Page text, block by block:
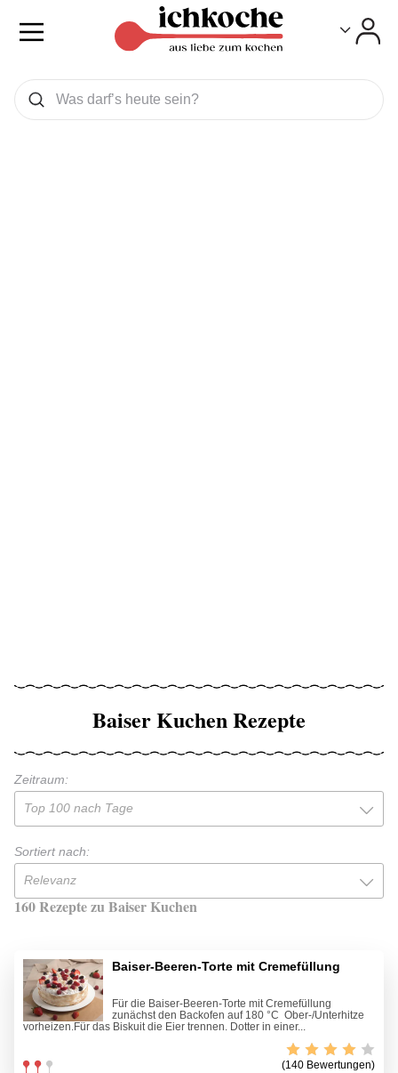
Was wollen Sie suchen
Suchen
Baiser Kuchen Rezepte
Zeitraum:
Top 100 nach Tage
Sortiert nach:
Relevanz
160 Rezepte zu Baiser Kuchen
Baiser-Beeren-Torte mit Cremefüllung
Für die Baiser-Beeren-Torte mit Cremefüllung
zunächst den Backofen auf 180 °C Ober-/Unterhitze
vorheizen.Für das Biskuit die Eier trennen. Dotter in einer...
(140 Bewertungen)